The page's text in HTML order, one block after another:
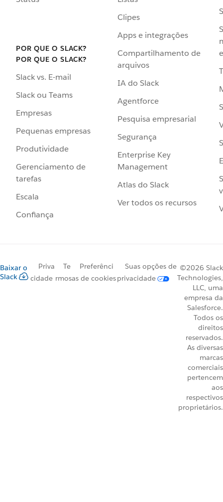
POR QUE O SLACK?
POR QUE O SLACK?
Slack vs. E-mail
Slack ou Teams
Empresas
Pequenas empresas
Produtividade
Gerenciamento de
tarefas
Escala
Confiança
Clipes
Apps e integrações
Compartilhamento de
arquivos
IA do Slack
Agentforce
Pesquisa empresarial
Segurança
Enterprise Key
Management
Atlas do Slack
Ver todos os recursos
Baixar o
Slack
Priva
cidade
Te
rmos
Preferênci
as de cookies
Suas opções de
privacidade
©2026 Slack
Technologies,
LLC, uma
empresa da
Salesforce.
Todos os
direitos
reservados.
As diversas
marcas
comerciais
pertencem
aos
respectivos
proprietários.